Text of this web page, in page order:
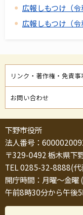
広報しもつけ（
広報しもつけ（
リンク・著作権・免責事
お問い合わせ
下野市役所
法人番号：
〒329-0492 栃木県下
TEL 0285-32-8888(
開庁時間：月曜～金曜
午前8時30分から午後